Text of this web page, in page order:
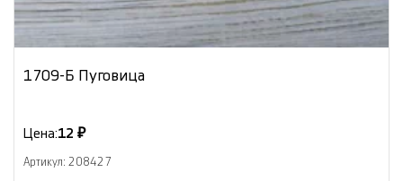
1709-Б Пуговица
Цена:12 ₽
Артикул: 208427